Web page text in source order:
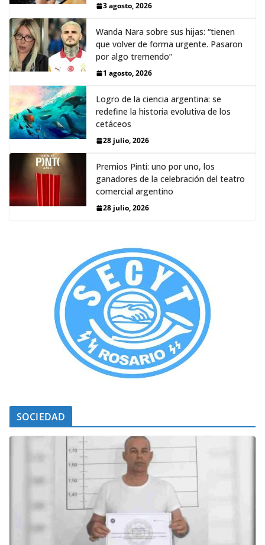
3 agosto, 2026
Wanda Nara sobre sus hijas: “tienen
que volver de forma urgente. Pasaron
por algo tremendo”
1 agosto, 2026
Logro de la ciencia argentina: se
redefine la historia evolutiva de los
cetáceos
28 julio, 2026
Premios Pinti: uno por uno, los
ganadores de la celebración del teatro
comercial argentino
28 julio, 2026
SOCIEDAD